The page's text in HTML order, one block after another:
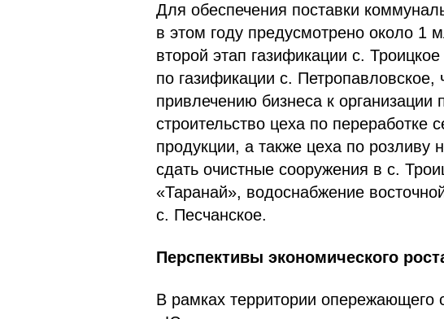
Для обеспечения поставки
в этом году предусмотрено около 1
второй этап газификации с.
по газификации с. Петропавловское,
привлечению бизнеса к организации
строительство цеха по переработке
продукции, а также цеха по розливу
сдать очистные сооружения в с.
«Таранай», водоснабжение
с. Песчанское.
Перспективы экономического
В рамках территории опережающего